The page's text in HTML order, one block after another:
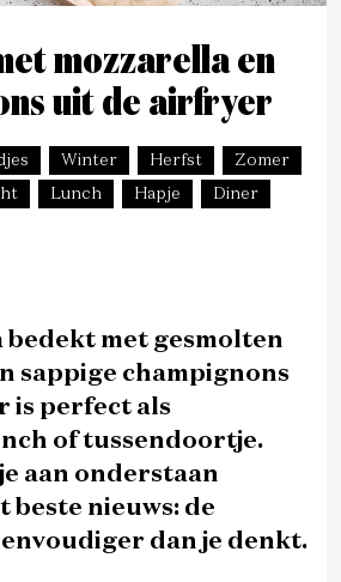
mozzarella en
uit de airfryer
Winter Herfst
Zomer
Lunch Hapje
Diner
bedekt met gesmolten
sappige champignons
is perfect als
of tussendoortje.
aan onderstaan
beste nieuws: de
dan je denkt.